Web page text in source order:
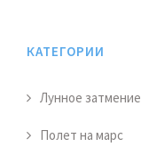
КАТЕГОРИИ
Лунное затмение
Полет на марс